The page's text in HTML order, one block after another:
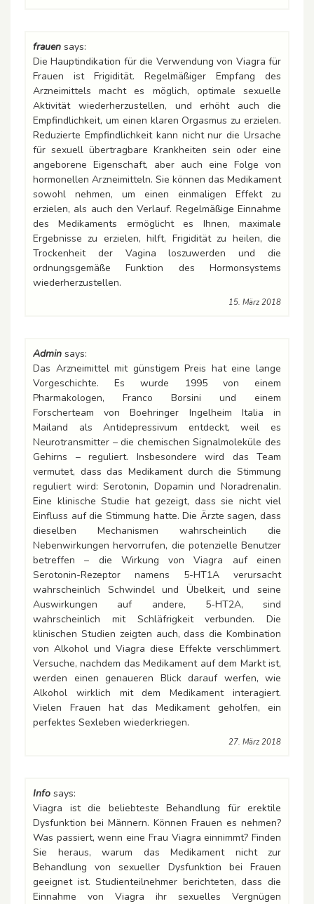
frauen says:
Die Hauptindikation für die Verwendung von Viagra für
Frauen ist Frigidität. Regelmäßiger Empfang des
Arzneimittels macht es möglich, optimale sexuelle
Aktivität wiederherzustellen, und erhöht auch die
Empfindlichkeit, um einen klaren Orgasmus zu erzielen.
Reduzierte Empfindlichkeit kann nicht nur die Ursache
für sexuell übertragbare Krankheiten sein oder eine
angeborene Eigenschaft, aber auch eine Folge von
hormonellen Arzneimitteln. Sie können das Medikament
sowohl nehmen, um einen einmaligen Effekt zu
erzielen, als auch den Verlauf. Regelmäßige Einnahme
des Medikaments ermöglicht es Ihnen, maximale
Ergebnisse zu erzielen, hilft, Frigidität zu heilen, die
Trockenheit der Vagina loszuwerden und die
ordnungsgemäße Funktion des Hormonsystems
wiederherzustellen.
15. März 2018
Admin says:
Das Arzneimittel mit günstigem Preis hat eine lange
Vorgeschichte. Es wurde 1995 von einem
Pharmakologen, Franco Borsini und einem
Forscherteam von Boehringer Ingelheim Italia in
Mailand als Antidepressivum entdeckt, weil es
Neurotransmitter – die chemischen Signalmoleküle des
Gehirns – reguliert. Insbesondere wird das Team
vermutet, dass das Medikament durch die Stimmung
reguliert wird: Serotonin, Dopamin und Noradrenalin.
Eine klinische Studie hat gezeigt, dass sie nicht viel
Einfluss auf die Stimmung hatte. Die Ärzte sagen, dass
dieselben Mechanismen wahrscheinlich die
Nebenwirkungen hervorrufen, die potenzielle Benutzer
betreffen – die Wirkung von Viagra auf einen
Serotonin-Rezeptor namens 5-HT1A verursacht
wahrscheinlich Schwindel und Übelkeit, und seine
Auswirkungen auf andere, 5-HT2A, sind
wahrscheinlich mit Schläfrigkeit verbunden. Die
klinischen Studien zeigten auch, dass die Kombination
von Alkohol und Viagra diese Effekte verschlimmert.
Versuche, nachdem das Medikament auf dem Markt ist,
werden einen genaueren Blick darauf werfen, wie
Alkohol wirklich mit dem Medikament interagiert.
Vielen Frauen hat das Medikament geholfen, ein
perfektes Sexleben wiederkriegen.
27. März 2018
Info says:
Viagra ist die beliebteste Behandlung für erektile
Dysfunktion bei Männern. Können Frauen es nehmen?
Was passiert, wenn eine Frau Viagra einnimmt? Finden
Sie heraus, warum das Medikament nicht zur
Behandlung von sexueller Dysfunktion bei Frauen
geeignet ist. Studienteilnehmer berichteten, dass die
Einnahme von Viagra ihr sexuelles Vergnügen